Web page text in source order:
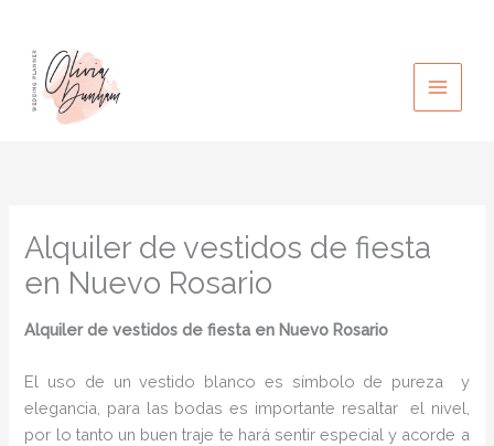
contenido
Alquiler de vestidos de fiesta
en Nuevo Rosario
Alquiler de vestidos de fiesta en Nuevo Rosario
El uso de un vestido blanco es símbolo de pureza y
elegancia, para las bodas es importante resaltar el nivel,
por lo tanto un buen traje te hará sentir especial y acorde a